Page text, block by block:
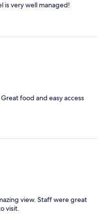
is very well managed!
food and easy access
view. Staff were great
visit.